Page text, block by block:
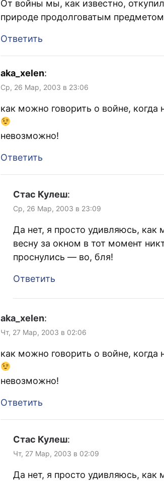
От войны мы, как известно,
природе продолговатым
Ответить
aka_xelen:
Ср, 26 Мар, 2003 в 23:06
как можно говорить о войне, когда
невозможно!
Ответить
Стас Кулеш:
Ср, 26 Мар, 2003 в 23:09
Да нет, я просто удивляюсь, как
весну за окном в тот момент
проснулись — во, бля!
Ответить
aka_xelen:
Чт, 27 Мар, 2003 в 02:06
как можно говорить о войне, когда
невозможно!
Ответить
Стас Кулеш:
Чт, 27 Мар, 2003 в 02:09
Да нет, я просто удивляюсь, как